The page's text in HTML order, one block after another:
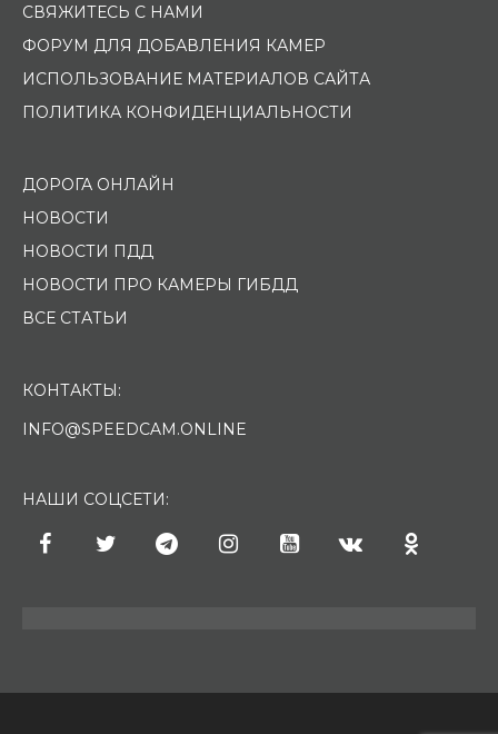
СВЯЖИТЕСЬ С НАМИ
ФОРУМ ДЛЯ ДОБАВЛЕНИЯ КАМЕР
ИСПОЛЬЗОВАНИЕ МАТЕРИАЛОВ САЙТА
ПОЛИТИКА КОНФИДЕНЦИАЛЬНОСТИ
ДОРОГА ОНЛАЙН
НОВОСТИ
НОВОСТИ ПДД
НОВОСТИ ПРО КАМЕРЫ ГИБДД
ВСЕ СТАТЬИ
КОНТАКТЫ:
INFO@SPEEDCAM.ONLINE
НАШИ СОЦСЕТИ: